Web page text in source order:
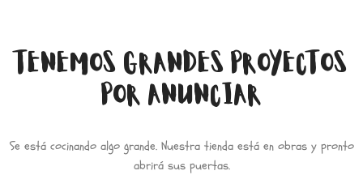
TENEMOS GRANDES PROYECTOS
POR ANUNCIAR
Se está cocinando algo grande. Nuestra tienda está en obras y pronto
abrirá sus puertas.